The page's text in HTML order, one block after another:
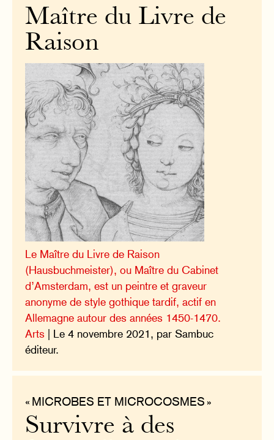
Maître du Livre de
Raison
Le Maître du Livre de Raison
(Hausbuchmeister), ou Maître du Cabinet
d’Amsterdam, est un peintre et graveur
anonyme de style gothique tardif, actif en
Allemagne autour des années 1450-1470.
Arts | Le 4 novembre 2021, par Sambuc
éditeur.
« MICROBES ET MICROCOSMES »
Survivre à des